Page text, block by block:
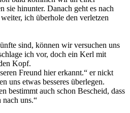
sie hinunter. Danach geht es nach
ich überhole den verletzen
sind, können wir versuchen uns
ich vor, doch ein Kerl mit
Kopf.
Freund hier erkannt.“ er nickt
uns etwas besseres überlegen.
bestimmt auch schon Bescheid, dass
uns.“